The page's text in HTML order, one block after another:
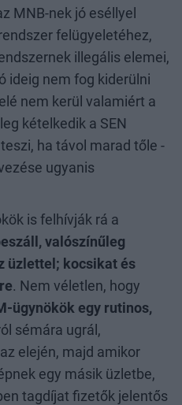
MNB-nek jó eséllyel
felügyeletéhez,
illegális elemei,
ideig nem fog kiderülni
nem kerül valamiért a
kételkedik a SEN
ha távol marad tőle -
ugyanis
is felhívják rá a
valószínűleg
üzlettel; kocsikat és
. Nem véletlen, hogy
ügynökök egy rutinos,
sémára ugrál,
elején, majd amikor
egy másik üzletbe,
tagdíjat fizetők jelentős